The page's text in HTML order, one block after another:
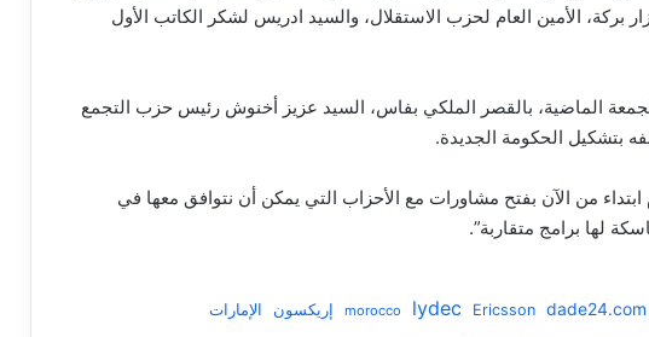
بركة، الأمين العام لحزب الاستقلال، والسيد ادريس لشكر الكاتب الأول
الماضية، بالقصر الملكي بفاس، السيد عزيز أخنوش رئيس حزب التجمع
بتشكيل الحكومة الجديدة.
من الآن بفتح مشاورات مع الأحزاب التي يمكن أن نتوافق معها في
لها برامج متقاربة”.
dade24.com
Ericsson
lydec
morocco إريكسون الإمارات